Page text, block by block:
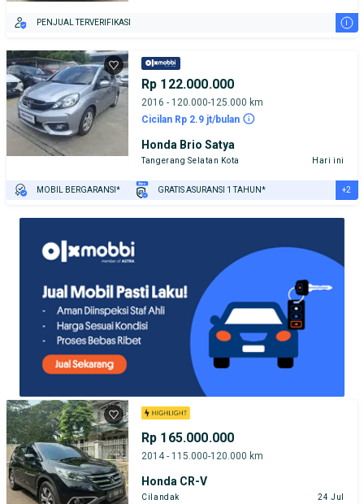
PENJUAL TERVERIFIKASI i
Rp 122.000.000
2016 - 120.000-125.000 km
Cicilan Rp 2.9 jt/bulan
Honda Brio Satya
Tangerang Selatan Kota Hari ini
MOBIL BERGARANSI* GRATIS ASURANSI 1 TAHUN* +2
Rp 165.000.000
2014 - 115.000-120.000 km
Honda CR-V
Cilandak 24 Jul